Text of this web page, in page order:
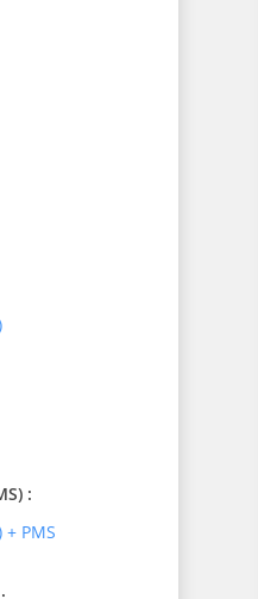
:
PMS